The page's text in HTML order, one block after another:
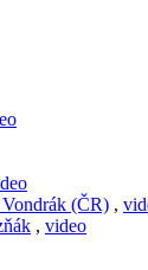
Vondrák (ČR) ,
, video